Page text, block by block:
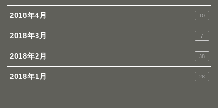
2018年4月 10
2018年3月 7
2018年2月 38
2018年1月 28